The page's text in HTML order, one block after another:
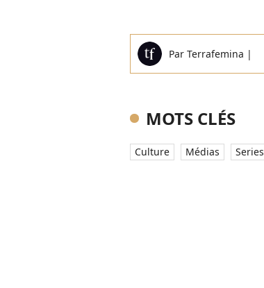
Par Terrafemina |
MOTS CLÉS
Culture Médias Series